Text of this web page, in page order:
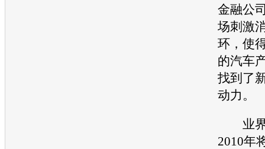
金融公
场刺激
环，使
的汽车
找到了
动力。
业界
2010年